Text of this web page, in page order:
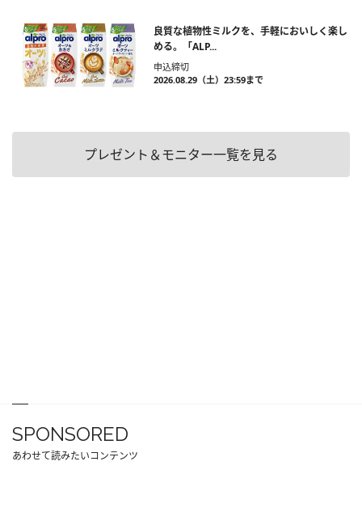
良質な植物性ミルクを、手軽においしく楽し
める。「ALP...
申込締切
2026.08.29（土）23:59まで
プレゼント＆モニター一覧を見る
SPONSORED
あわせて読みたいコンテンツ